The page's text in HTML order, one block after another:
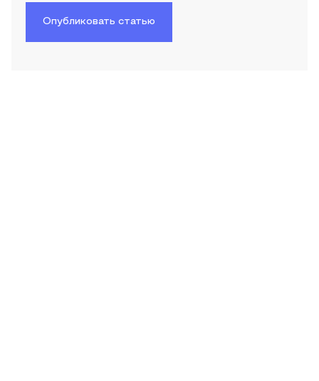
Опубликовать статью